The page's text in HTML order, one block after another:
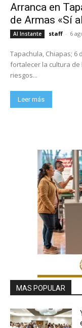
Arranca en
de Armas «Sí
Al Instante staff - 6
Tapachula, Chiapas; 6
fortalecer la cultura de
riesgos...
Leer más
MAS POPULAR